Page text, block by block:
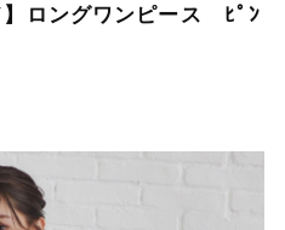
】ロングワンピース ﾋﾟﾝ